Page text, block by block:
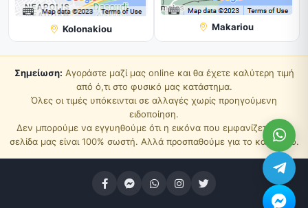
Kolonakiou Makariou
Σημείωση: Αγοράστε μαζί μας online και θα έχετε καλύτερη τιμή
από ό,τι στο φυσικό μας κατάστημα.
Όλες οι τιμές υπόκεινται σε αλλαγές χωρίς προηγούμενη
ειδοποίηση.
Δεν μπορούμε να εγγυηθούμε ότι η εικόνα που εμφανίζεται στη
σελίδα μας είναι 100% σωστή. Αλλά προσπαθούμε για το καλύτερο.